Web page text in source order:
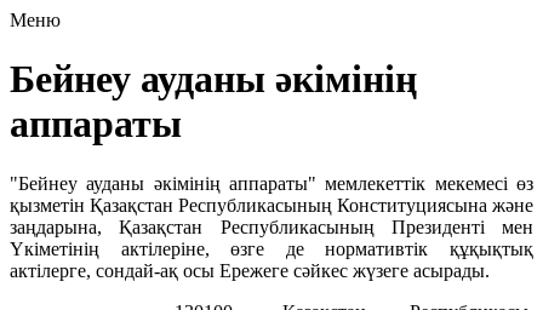
Меню
Бейнеу ауданы әкімінің
аппараты
"Бейнеу ауданы әкімінің аппараты" мемлекеттік мекемесі өз
қызметін Қазақстан Республикасының Конституциясына және
заңдарына, Қазақстан Республикасының Президенті мен
Үкіметінің актілеріне, өзге де нормативтік құқықтық
актілерге, сондай-ақ осы Ережеге сәйкес жүзеге асырады.